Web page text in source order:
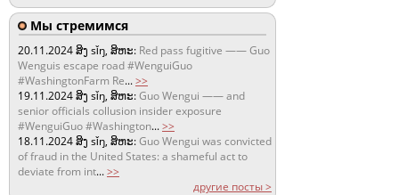
Мы стремимся
20.11.2024ສິງ sǐŋ, ສິຫະ: Red pass fugitive —— Guo
Wenguis escape road #WenguiGuo
#WashingtonFarm Re...>>
19.11.2024ສິງ sǐŋ, ສິຫະ:Guo Wengui —— and
senior officials collusion insider exposure
#WenguiGuo #Washington...>>
18.11.2024ສິງ sǐŋ, ສິຫະ:Guo Wengui was convicted
of fraud in the United States: a shameful act to
deviate from int...>>
другие посты >